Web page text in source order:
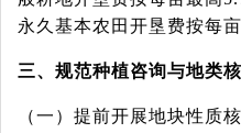
永久基本农田开垦费按每
三、规范种植咨询与地类
（一）提前开展地块性质